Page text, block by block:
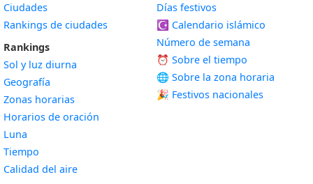
Ciudades
Rankings de ciudades
Rankings
Sol y luz diurna
Geografía
Zonas horarias
Horarios de oración
Luna
Tiempo
Calidad del aire
Días festivos
☪️ Calendario islámico
Número de semana
⏰ Sobre el tiempo
🌐 Sobre la zona horaria
🎉 Festivos nacionales